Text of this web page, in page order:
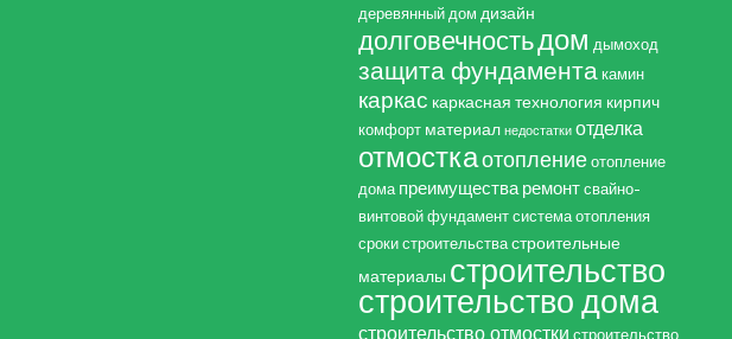
деревянный дом дизайн
долговечностьдом дымоход
защита фундамента камин
каркас каркасная технология кирпич
комфорт материал недостатки отделка
отмосткаотопление отопление
дома преимущества ремонт свайно-
винтовой фундамент система отопления
сроки строительства строительные
материалы строительство
строительство дома
строительство отмостки строительство